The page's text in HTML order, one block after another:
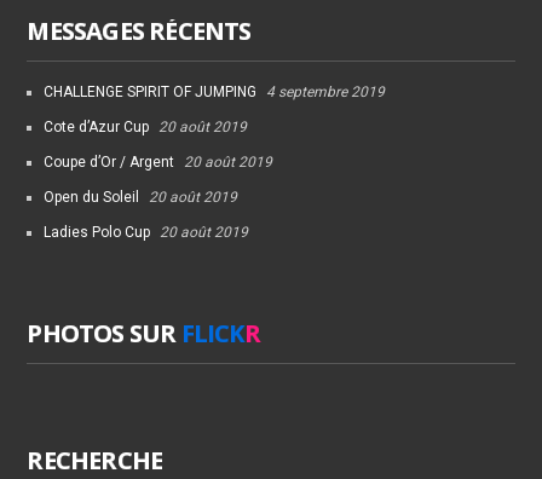
MESSAGES RÉCENTS
CHALLENGE SPIRIT OF JUMPING 4 septembre 2019
Cote d’Azur Cup 20 août 2019
Coupe d’Or / Argent 20 août 2019
Open du Soleil 20 août 2019
Ladies Polo Cup 20 août 2019
PHOTOS SUR FLICKR
RECHERCHE